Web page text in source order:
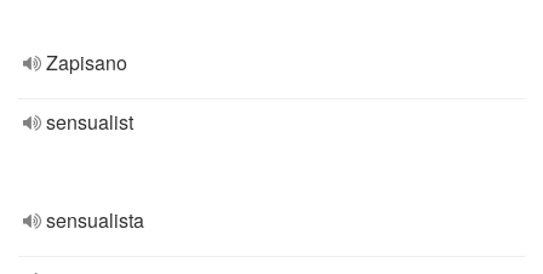
Zapisano
sensualist
sensualista